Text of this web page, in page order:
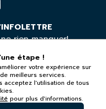
rien manquer!
à tout moment
étape !
votre expérience sur
meilleurs services.
acceptez l'utilisation de tous
pour plus d'informations.